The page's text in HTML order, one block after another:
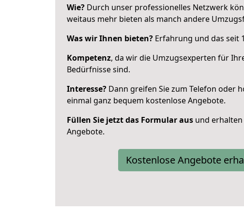
Wie? Durch unser professionelles Netzwerk
weitaus mehr bieten als manch andere
Was wir Ihnen bieten? Erfahrung und das seit
Kompetenz, da wir die Umzugsexperten für
Bedürfnisse sind.
Interesse? Dann greifen Sie zum Telefon oder
einmal ganz bequem kostenlose Angebote.
Füllen Sie jetzt das Formular aus und
Angebote.
Kostenlose Angebote